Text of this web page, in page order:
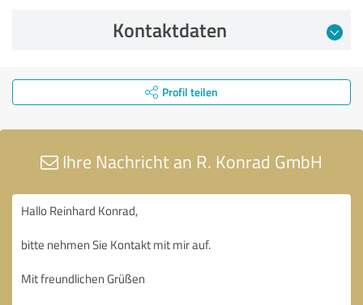
Kontaktdaten
Profil teilen
Ihre Nachricht an R. Konrad GmbH